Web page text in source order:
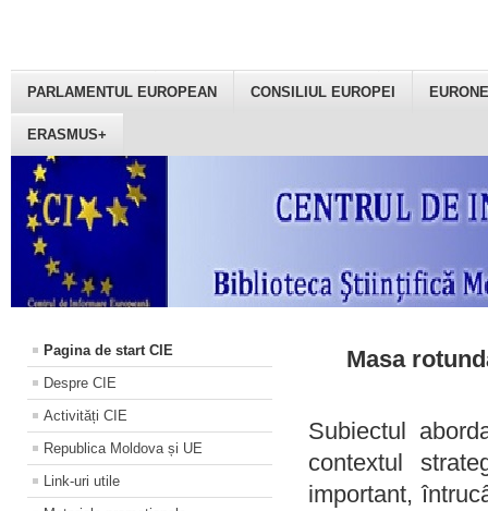
PARLAMENTUL EUROPEAN CONSILIUL EUROPEI
ERASMUS+
Pagina de start CIE
Despre CIE
Activități CIE
Republica Moldova și UE
Link-uri utile
Masa
Subiectul
contextul
important,